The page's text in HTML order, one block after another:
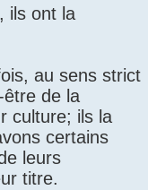
ils ont la
au sens strict
de la
culture; ils la
certains
leurs
titre.